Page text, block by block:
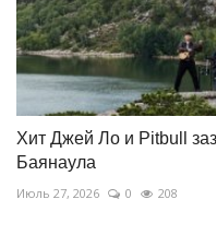
Хит Джей Ло и Pitbull
Баянаула
Июль 27, 2026 0 208